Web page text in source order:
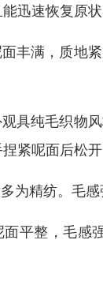
迅速恢复原状
丰满，质地
具纯毛织物
紧呢面后松开
为精纺。毛
平整，毛感